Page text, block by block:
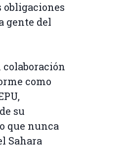
obligaciones
gente del
colaboración
como
su
que nunca
Sahara